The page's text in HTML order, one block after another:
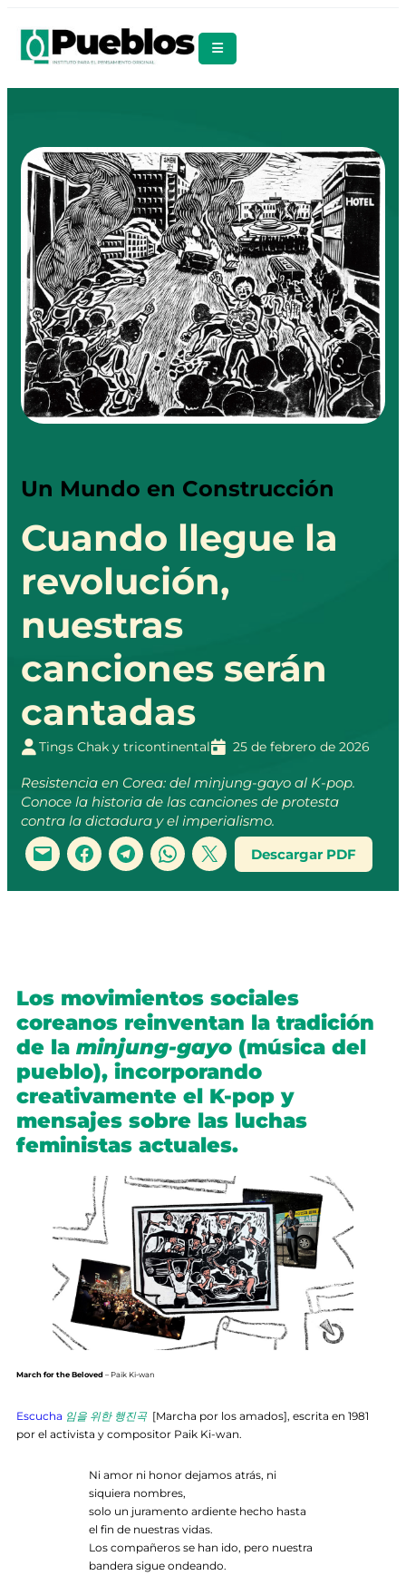
Un Mundo en Construcción
Cuando llegue la
revolución,
nuestras
canciones serán
cantadas
Tings Chak y tricontinental 25 de febrero de 2026
Resistencia en Corea: del minjung-gayo al K-pop.
Conoce la historia de las canciones de protesta
contra la dictadura y el imperialismo.
Descargar PDF
Los movimientos sociales
coreanos reinventan la tradición
de la minjung-gayo (música del
pueblo), incorporando
creativamente el K-pop y
mensajes sobre las luchas
feministas actuales.
March for the Beloved – Paik Ki-wan
Escucha 임을 위한 행진곡[Marcha por los amados], escrita en 1981
por el activista y compositor Paik Ki-wan.
Ni amor ni honor dejamos atrás, ni
siquiera nombres,
solo un juramento ardiente hecho hasta
el fin de nuestras vidas.
Los compañeros se han ido, pero nuestra
bandera sigue ondeando.